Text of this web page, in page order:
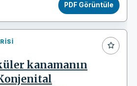
PDF Görüntüle
kanamanın